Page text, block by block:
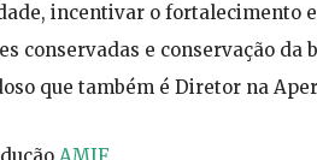
incentivar o fortalecimento
conservadas e conservação
que também é Diretor na